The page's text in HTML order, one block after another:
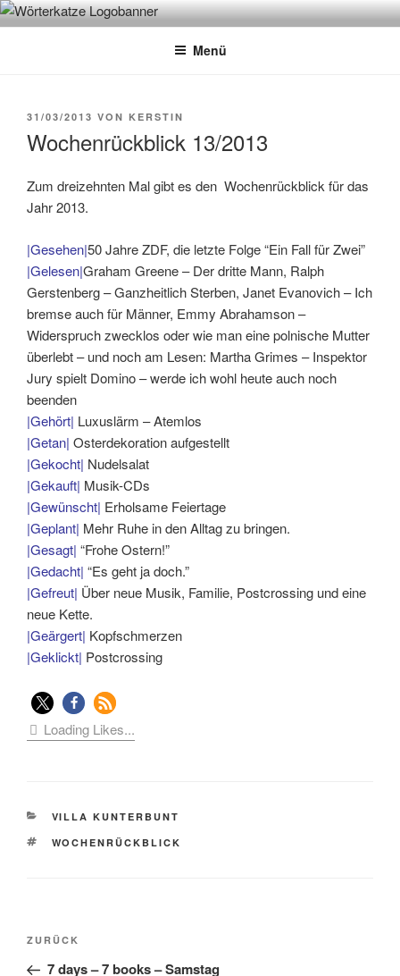
Zum
InhaltWÖRTERKATZE
Von Büchern erzählen
Menü
VERÖFFENTLICHT
31/03/2013 VON KERSTIN
Wochenrückblick 13/2013
Zum dreizehnten Mal gibt es den Wochenrückblick für das
Jahr 2013.
|Gesehen|50 Jahre ZDF, die letzte Folge “Ein Fall für Zwei”
|Gelesen|Graham Greene – Der dritte Mann, Ralph
Gerstenberg – Ganzheitlich Sterben, Janet Evanovich – Ich
bremse auch für Männer, Emmy Abrahamson –
Widerspruch zwecklos oder wie man eine polnische Mutter
überlebt – und noch am Lesen: Martha Grimes – Inspektor
Jury spielt Domino – werde ich wohl heute auch noch
beenden
|Gehört| Luxuslärm – Atemlos
|Getan| Osterdekoration aufgestellt
|Gekocht| Nudelsalat
|Gekauft| Musik-CDs
|Gewünscht| Erholsame Feiertage
|Geplant| Mehr Ruhe in den Alltag zu bringen.
|Gesagt| “Frohe Ostern!”
|Gedacht| “Es geht ja doch.”
|Gefreut| Über neue Musik, Familie, Postcrossing und eine
neue Kette.
|Geärgert| Kopfschmerzen
|Geklickt| Postcrossing
Loading Likes...
KATEGORIEN
VILLA KUNTERBUNT
SCHLAGWÖRTER
WOCHENRÜCKBLICK
Beitragsnavigation
Vorheriger
Beitrag
ZURÜCK
7 days – 7 books – Samstag